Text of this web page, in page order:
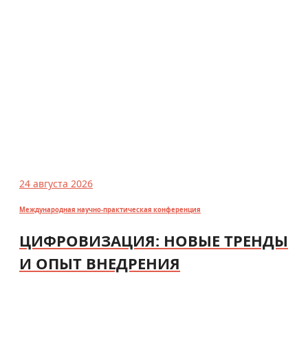
24 августа 2026
Международная научно-практическая конференция
ЦИФРОВИЗАЦИЯ: НОВЫЕ ТРЕНДЫ
И ОПЫТ ВНЕДРЕНИЯ